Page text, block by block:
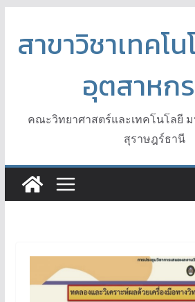
content
สาขาวิชาเทคโ
อุตสาหก
คณะวิทยาศาสตร์และเทคโนโลยี
สุราษฎร์ธานี